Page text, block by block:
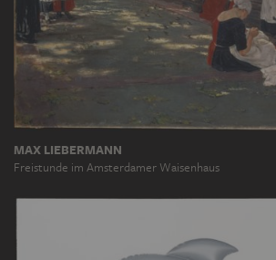
MAX LIEBERMANN
Freistunde im Amsterdamer Waisenhaus